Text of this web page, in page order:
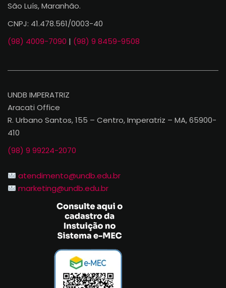
São Luís, Maranhão.
CNPJ: 41.478.561/0003-40
(98) 4009-7090 | (98) 9 8459-9508
UNDB IMPERATRIZ
Aracati Office
R. Urbano Santos, 155 – Centro, Imperatriz – MA, 65900-
410
(98) 9 99224-2070
atendimento@undb.edu.br
marketing@undb.edu.br